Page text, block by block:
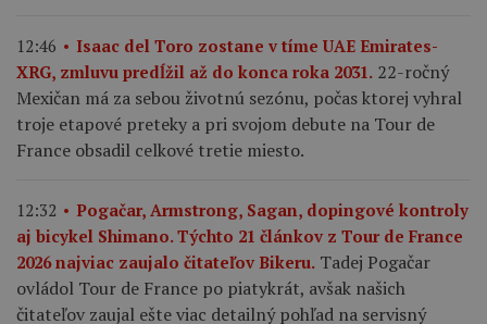
12:46
Isaac del Toro zostane v tíme UAE Emirates-
XRG, zmluvu predĺžil až do konca roka 2031. 22-ročný
Mexičan má za sebou životnú sezónu, počas ktorej vyhral
troje etapové preteky a pri svojom debute na Tour de
France obsadil celkové tretie miesto.
12:32
Pogačar, Armstrong, Sagan, dopingové kontroly
aj bicykel Shimano. Týchto 21 článkov z Tour de France
2026 najviac zaujalo čitateľov Bikeru. Tadej Pogačar
ovládol Tour de France po piatykrát, avšak našich
čitateľov zaujal ešte viac detailný pohľad na servisný